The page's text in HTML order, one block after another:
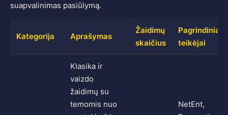
suapvalinimas pasiūlymą.
Kategorija Aprašymas
Žaidimų
skaičius
Pagrindiniai
teikėjai
Klasika ir
vaizdo
žaidimų su
temomis nuo
NetEnt,